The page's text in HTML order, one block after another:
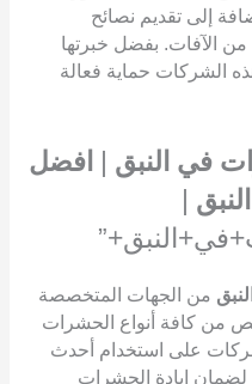
إلى تقديم نصائح
الآفات. بفضل خبرتها
الشركات حماية فعالة
في النبق | افضل
|
من الجهات المتخصصة
من كافة أنواع الحشرات
على استخدام أحدث
لضمان إبادة الحشرات